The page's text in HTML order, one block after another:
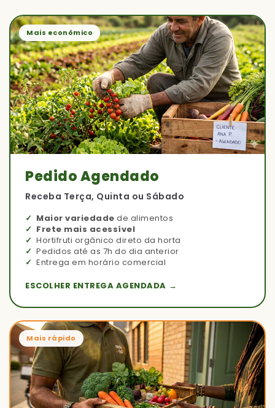
Mais econômico
Pedido Agendado
Receba Terça, Quinta ou Sábado
Maior variedade de alimentos
Frete mais acessível
Hortifruti orgânico direto da horta
Pedidos até as 7h do dia anterior
Entrega em horário comercial
ESCOLHER ENTREGA AGENDADA →
Mais rápido